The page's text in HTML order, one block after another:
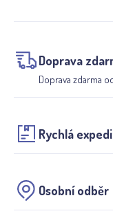
Doprava
Doprava zdarma
Rychlá
Osobní odběr